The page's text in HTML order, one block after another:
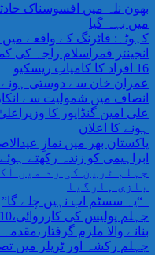
بھون نلہ میں افسوسناک
میں بہہ گیا
کہوٹہ: فائرنگ کے واقعے
انجینئر قمراسلام راجہ کی
16 افراد کا کامیاب ریسکیو
عمران خان سے دوستی ہونے
انصاف میں شمولیت سے
علی امین گنڈاپور کا
ہونے کا اعلان
پاکستان بھر میں نمازِ
ابراہیمی کو زندہ رکھتے
جہلم ٹرین کی زد میں
بازی ہارگیا
“یہ سسٹم اب نہیں چلے گا”
بنانے والا ملزم
جہلم رکشہ اور ٹریلر میں